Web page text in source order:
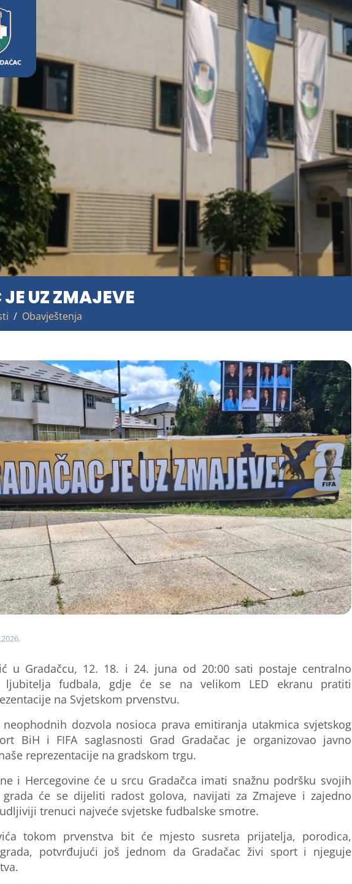
UZ ZMAJEVE
Obavještenja
u Gradačcu, 12. 18. i 24. juna od 20:00 sati postaje centralno
ljubitelja fudbala, gdje će se na velikom LED ekranu pratiti
na Svjetskom prvenstvu.
dozvola nosioca prava emitiranja utakmica svjetskog
BiH i FIFA saglasnosti Grad Gradačac je organizovao javno
reprezentacije na gradskom trgu.
i Hercegovine će u srcu Gradačca imati snažnu podršku svojih
će se dijeliti radost golova, navijati za Zmajeve i zajedno
i trenuci najveće svjetske fudbalske smotre.
tokom prvenstva bit će mjesto susreta prijatelja, porodica,
potvrđujući još jednom da Gradačac živi sport i njeguje